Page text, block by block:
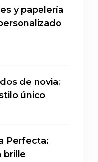
y papelería
de novia:
único
Perfecta:
brille